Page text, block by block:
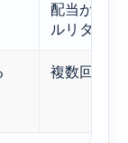
配当が安定
ルリターン
複数回の展